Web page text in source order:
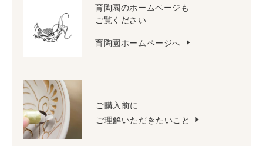
育陶園のホームページも
ご覧ください
育陶園ホームページへ
ご購入前に
ご理解いただきたいこと